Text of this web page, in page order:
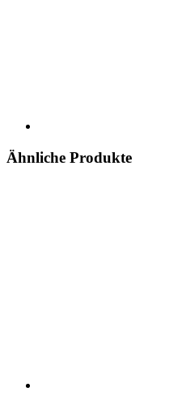
Ähnliche Produkte